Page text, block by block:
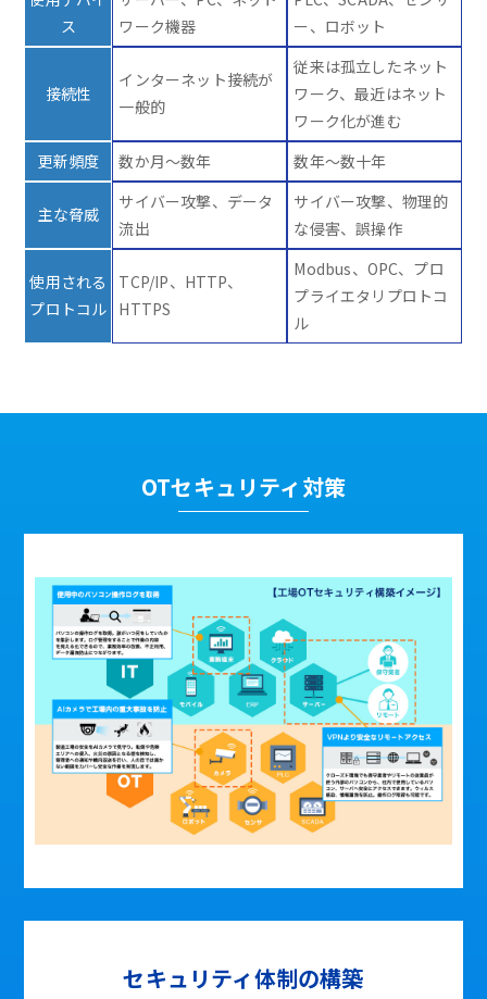
ス
ワーク機器
ー、ロボット
接続性
インターネット接続が
一般的
従来は孤立したネット
ワーク、最近はネット
ワーク化が進む
更新頻度
数か月～数年 数年～数十年
主な脅威
サイバー攻撃、データ
流出
サイバー攻撃、物理的
な侵害、誤操作
使用される
プロトコル
TCP/IP、HTTP、
HTTPS
Modbus、OPC、プロ
プライエタリプロトコ
ル
OTセキュリティ対策
セキュリティ体制の構築